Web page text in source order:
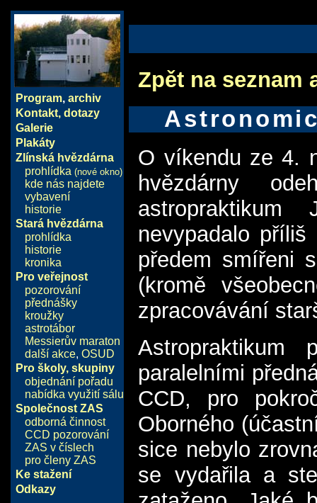
Program, archiv
Kontakt, dotazy
Galerie
Plakáty
Zlínská hvězdárna
prohlídka (nové okno)
kde nás najdete
vybavení
historie
Stará hvězdárna
prohlídka
historie
kronika
Pro veřejnost
pozorování
přednášky
kroužky
astrotábor
Messierův maraton
další akce, OSUD
Pro školy, skupiny
objednání pořadu
nabídka využití sálu
Společnost ZAS
odborná činnost
CCD pozorování
ZAS v číslech
pro členy ZAS
Ke stažení
Odkazy
Zpět na seznam
O víkendu ze 4.
hvězdárny
nevypadalo
předem smířeni
(kromě
zpracovávání
paralelními
CCD, pro
Oborného
sice nebylo
se vydařila a